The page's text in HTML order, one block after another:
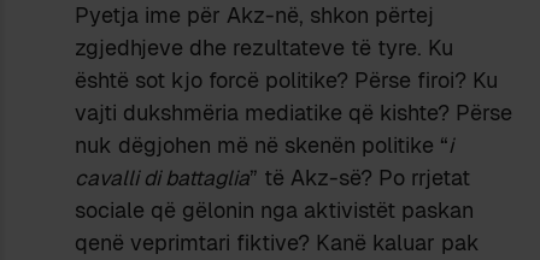
Pyetja ime për Akz-në, shkon përtej
zgjedhjeve dhe rezultateve të tyre. Ku
është sot kjo forcë politike? Përse firoi? Ku
vajti dukshmëria mediatike që kishte? Përse
nuk dëgjohen më në skenën politike “i
cavalli di battaglia” të Akz-së? Po rrjetat
sociale që gëlonin nga aktivistët paskan
qenë veprimtari fiktive? Kanë kaluar pak